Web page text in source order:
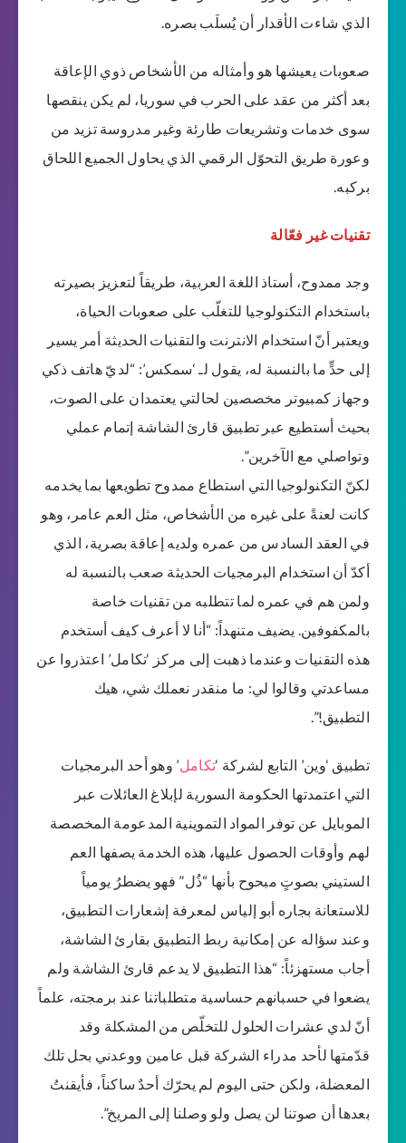
الذي شاءت الأقدار أن يُسلَب بصره.
صعوبات يعيشها هو وأمثاله من الأشخاص ذوي الإعاقة
بعد أكثر من عقد على الحرب في سوريا، لم يكن ينقصها
سوى خدمات وتشريعات طارئة وغير مدروسة تزيد من
وعورة طريق التحوّل الرقمي الذي يحاول الجميع اللحاق
بركبه.
تقنيات غير فعّالة
وجد ممدوح، أستاذ اللغة العربية، طريقاً لتعزيز بصيرته
باستخدام التكنولوجيا للتغلّب على صعوبات الحياة،
ويعتبر أنّ استخدام الانترنت والتقنيات الحديثة أمر يسير
إلى حدٍّ ما بالنسبة له، يقول لـ ‘سمكس’: “لديّ هاتف ذكي
وجهاز كمبيوتر مخصصين لحالتي يعتمدان على الصوت،
بحيث أستطيع عبر تطبيق قارئ الشاشة إتمام عملي
وتواصلي مع الآخرين”.
لكنّ التكنولوجيا التي استطاع ممدوح تطويعها بما يخدمه
كانت لعنةً على غيره من الأشخاص، مثل العم عامر، وهو
في العقد السادس من عمره ولديه إعاقة بصرية، الذي
أكدّ أن استخدام البرمجيات الحديثة صعب بالنسبة له
ولمن هم في عمره لما تتطلبه من تقنيات خاصة
بالمكفوفين. يضيف متنهداً: “أنا لا أعرف كيف أستخدم
هذه التقنيات وعندما ذهبت إلى مركز ‘تكامل’ اعتذروا عن
مساعدتي وقالوا لي: ما منقدر نعملك شي، هيك
التطبيق!”.
تطبيق ‘وين’ التابع لشركة ‘تكامل’ وهو أحد البرمجيات
التي اعتمدتها الحكومة السورية لإبلاغ العائلات عبر
الموبايل عن توفر المواد التموينية المدعومة المخصصة
لهم وأوقات الحصول عليها، هذه الخدمة يصفها العم
الستيني بصوتٍ مبحوح بأنها “ذُل” فهو يضطرُ يومياً
للاستعانة بجاره أبو إلياس لمعرفة إشعارات التطبيق،
وعند سؤاله عن إمكانية ربط التطبيق بقارئ الشاشة،
أجاب مستهزئاً: “هذا التطبيق لا يدعم قارئ الشاشة ولم
يضعوا في حسبانهم حساسية متطلباتنا عند برمجته، علماً
أنّ لدي عشرات الحلول للتخلّص من المشكلة وقد
قدّمتها لأحد مدراء الشركة قبل عامين ووعدني بحل تلك
المعضلة، ولكن حتى اليوم لم يحرّك أحدٌ ساكناً، فأيقنتُ
بعدها أن صوتنا لن يصل ولو وصلنا إلى المريخ”.